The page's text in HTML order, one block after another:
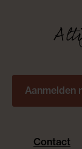
Aanmelden
Contact